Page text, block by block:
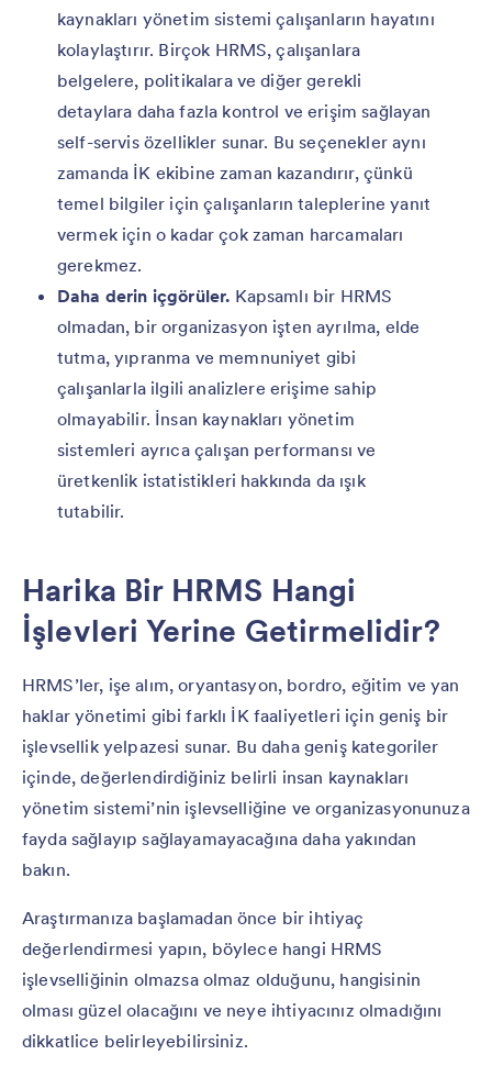
kaynakları yönetim sistemi çalışanların hayatını
kolaylaştırır. Birçok HRMS, çalışanlara
belgelere, politikalara ve diğer gerekli
detaylara daha fazla kontrol ve erişim sağlayan
self-servis özellikler sunar. Bu seçenekler aynı
zamanda İK ekibine zaman kazandırır, çünkü
temel bilgiler için çalışanların taleplerine yanıt
vermek için o kadar çok zaman harcamaları
gerekmez.
Daha derin içgörüler. Kapsamlı bir HRMS
olmadan, bir organizasyon işten ayrılma, elde
tutma, yıpranma ve memnuniyet gibi
çalışanlarla ilgili analizlere erişime sahip
olmayabilir. İnsan kaynakları yönetim
sistemleri ayrıca çalışan performansı ve
üretkenlik istatistikleri hakkında da ışık
tutabilir.
Harika Bir HRMS Hangi
İşlevleri Yerine Getirmelidir?
HRMS’ler, işe alım, oryantasyon, bordro, eğitim ve yan
haklar yönetimi gibi farklı İK faaliyetleri için geniş bir
işlevsellik yelpazesi sunar. Bu daha geniş kategoriler
içinde, değerlendirdiğiniz belirli insan kaynakları
yönetim sistemi’nin işlevselliğine ve organizasyonunuza
fayda sağlayıp sağlayamayacağına daha yakından
bakın.
Araştırmanıza başlamadan önce bir ihtiyaç
değerlendirmesi yapın, böylece hangi HRMS
işlevselliğinin olmazsa olmaz olduğunu, hangisinin
olması güzel olacağını ve neye ihtiyacınız olmadığını
dikkatlice belirleyebilirsiniz.